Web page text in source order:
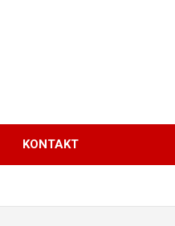
KONTAKT